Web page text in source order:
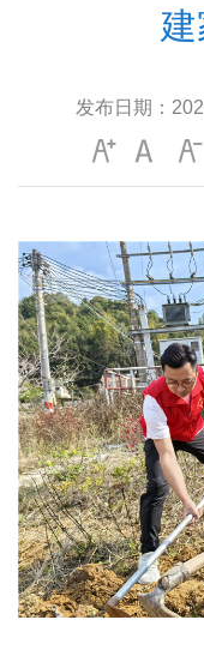
发布日期：